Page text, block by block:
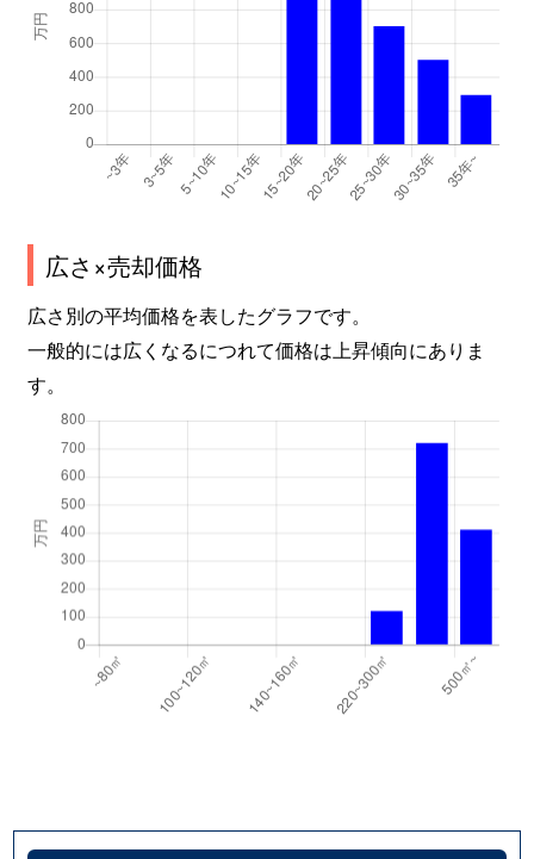
広さ×売却価格
広さ別の平均価格を表したグラフです。
一般的には広くなるにつれて価格は上昇傾向にありま
す。